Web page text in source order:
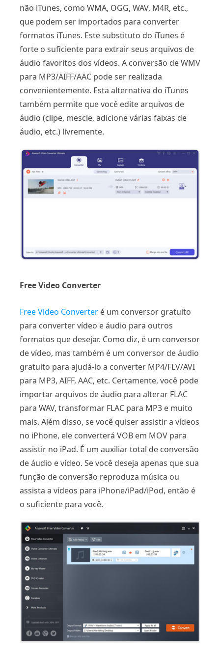
não iTunes, como WMA, OGG, WAV, M4R, etc.,
que podem ser importados para converter
formatos iTunes. Este substituto do iTunes é
forte o suficiente para extrair seus arquivos de
áudio favoritos dos vídeos. A conversão de WMV
para MP3/AIFF/AAC pode ser realizada
convenientemente. Esta alternativa do iTunes
também permite que você edite arquivos de
áudio (clipe, mescle, adicione várias faixas de
áudio, etc.) livremente.
Free Video Converter
Free Video Converter é um conversor gratuito
para converter vídeo e áudio para outros
formatos que desejar. Como diz, é um conversor
de vídeo, mas também é um conversor de áudio
gratuito para ajudá-lo a converter MP4/FLV/AVI
para MP3, AIFF, AAC, etc. Certamente, você pode
importar arquivos de áudio para alterar FLAC
para WAV, transformar FLAC para MP3 e muito
mais. Além disso, se você quiser assistir a vídeos
no iPhone, ele converterá VOB em MOV para
assistir no iPad. É um auxiliar total de conversão
de áudio e vídeo. Se você deseja apenas que sua
função de conversão reproduza música ou
assista a vídeos para iPhone/iPad/iPod, então é
o suficiente para você.